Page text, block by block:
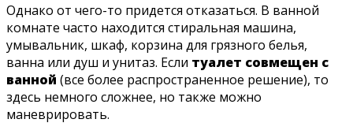
Однако от чего-то придется отказаться. В ванной
комнате часто находится стиральная машина,
умывальник, шкаф, корзина для грязного белья,
ванна или душ и унитаз. Если туалет совмещен с
ванной (все более распространенное решение), то
здесь немного сложнее, но также можно
маневрировать.